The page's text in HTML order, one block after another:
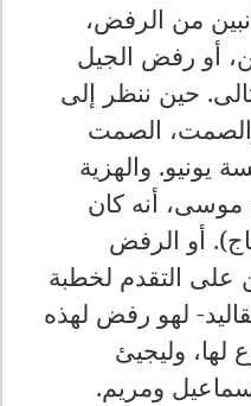
من الرفض،
أو رفض الجيل
حين ننظر إلى
الصمت
يونيو. والهزية
موسى، أنه كان
أو الرفض
على التقدم لخطبة
لهو رفض لهذه
لها، وليجيئ
ومريم.